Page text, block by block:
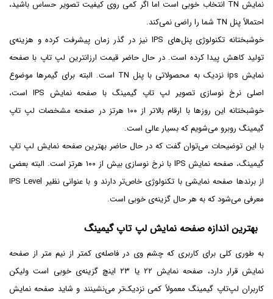
نمایش TN انتخاب خوبی است اما اگر کمی روی کیفیت تصویر حساس باشید،
احتمالاً پنل TN شما را راضی نمی‌کند.
خوشبختانه تکنولوژی پنل‌های IPS نیز در گذر زمان پیشرفت کرده و هزینه‌ی
تولید کاهش پیدا کرده است. در حال حاضر قیمت ارزانترین لپ تاپ با صفحه
نمایش ips نزدیک به محصولاتی با پنل TN است. البته برای گیمرها موضوع
اصلی نرخ نوسازی تصویر لپ تاپ گیمینگ با صفحه نمایش IPS است،
خوشبختانه این روزها با ارقام بالاتر از ۱۰۰ هرتز در صفحه مشخصات لپ تاپ
گیمینگ روبرو می‌شویم که بسیار عالی است.
با این توضیحات می‌توان گفت که در حال حاضر بهترین صفحه نمایش لپ تاپ
گیمینگ، صفحه نمایش IPS با نرخ نوسازی بیش از ۱۰۰ هرتز است. البته بعضی
از برندها صفحه نمایشی با تکنولوژی خاص‌تر دارند و با عنوانی نظیر IPS Level
معرفی می‌شود که به هر حال گزینه‌ی خوبی است.
بهترین اندازه صفحه نمایش لپ تاپ گیمینگ
به طوری کلی برای کاربری که چشم وی در فاصله‌ی کمتر از نیم متر از صفحه
نمایش قرار دارد، صفحه نمایش ۲۲ یا ۲۳ اینچ گزینه‌ی خوبی است ولیکن
کاربران لپ‌تاپ گیمینگ معمولاً کمی نزدیک‌تر می‌نشینند و شاید صفحه نمایش